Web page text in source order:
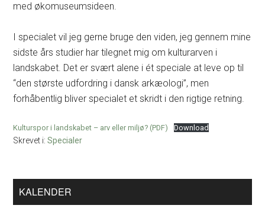
med økomuseumsideen.
I specialet vil jeg gerne bruge den viden, jeg gennem mine
sidste års studier har tilegnet mig om kulturarven i
landskabet. Det er svært alene i ét speciale at leve op til
“den største udfordring i dansk arkæologi”, men
forhåbentlig bliver specialet et skridt i den rigtige retning.
Kulturspor i landskabet – arv eller miljø? (PDF) Download
Skrevet i:Specialer
Primær
Sidebar
KALENDER